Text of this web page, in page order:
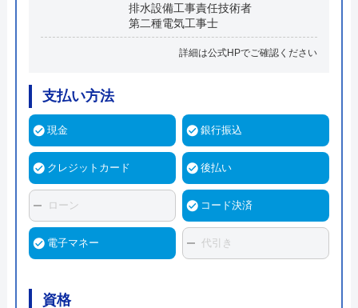
排水設備工事責任技術者
第二種電気工事士
詳細は公式HPでご確認ください
支払い方法
現金 銀行振込
クレジットカード 後払い
ローン コード決済
電子マネー 代引き
資格